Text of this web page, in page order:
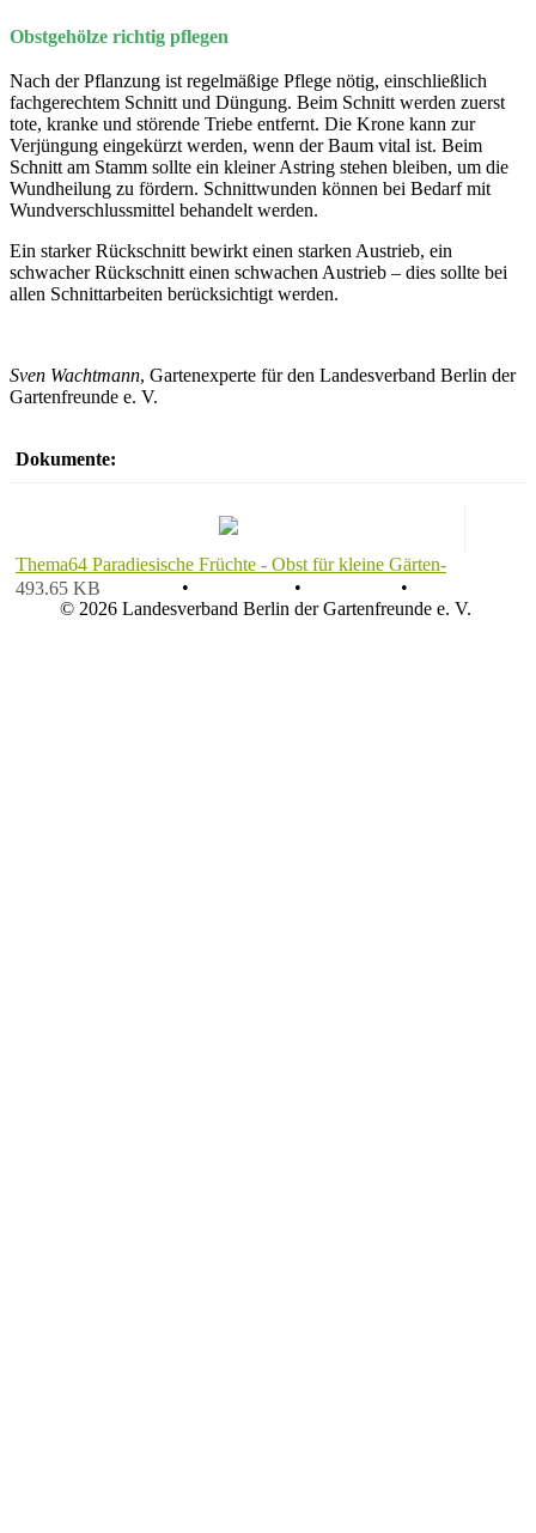
Obstgehölze richtig pflegen
Nach der Pflanzung ist regelmäßige Pflege nötig, einschließlich
fachgerechtem Schnitt und Düngung. Beim Schnitt werden zuerst
tote, kranke und störende Triebe entfernt. Die Krone kann zur
Verjüngung eingekürzt werden, wenn der Baum vital ist. Beim
Schnitt am Stamm sollte ein kleiner Astring stehen bleiben, um die
Wundheilung zu fördern. Schnittwunden können bei Bedarf mit
Wundverschlussmittel behandelt werden.
Ein starker Rückschnitt bewirkt einen starken Austrieb, ein
schwacher Rückschnitt einen schwachen Austrieb – dies sollte bei
allen Schnittarbeiten berücksichtigt werden.
Sven Wachtmann, Gartenexperte für den Landesverband Berlin der
Gartenfreunde e. V.
Dokumente:
Thema64 Paradiesische Früchte - Obst für kleine Gärten-
493.65 KB
• •
•
© 2026 Landesverband Berlin der Gartenfreunde e. V.